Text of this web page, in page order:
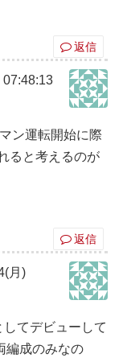
返信
07:48:13
ン運転開始に際
ると考えるのが
返信
月)
てデビューして
編成のみなの